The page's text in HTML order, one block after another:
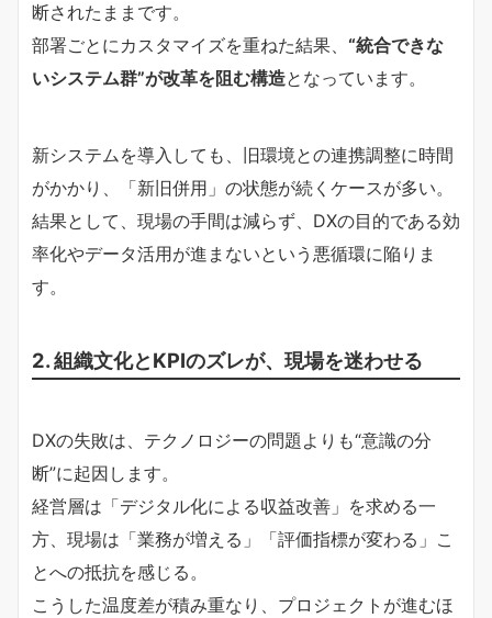
断されたままです。
部署ごとにカスタマイズを重ねた結果、 “統合できな
いシステム群”が改革を阻む構造となっています。
新システムを導入しても、旧環境との連携調整に時間
がかかり、「新旧併用」の状態が続くケースが多い。
結果として、現場の手間は減らず、DXの目的である効
率化やデータ活用が進まないという悪循環に陥りま
す。
2. 組織文化とKPIのズレが、現場を迷わせる
DXの失敗は、テクノロジーの問題よりも“意識の分
断”に起因します。
経営層は「デジタル化による収益改善」を求める一
方、現場は「業務が増える」「評価指標が変わる」こ
とへの抵抗を感じる。
こうした温度差が積み重なり、プロジェクトが進むほ